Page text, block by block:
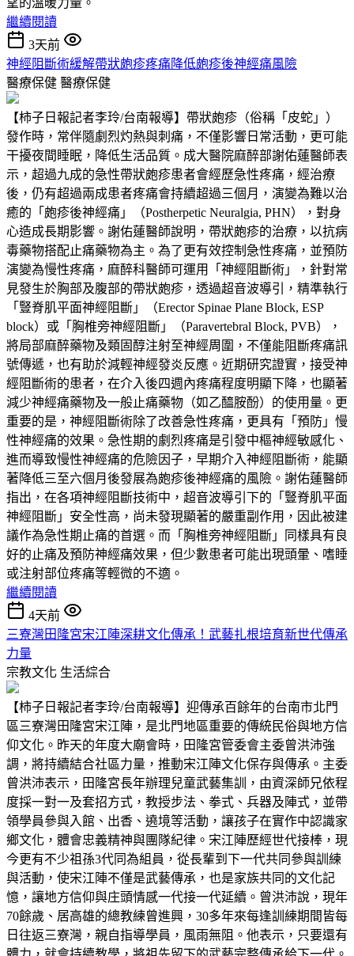
繼續閱讀
3天前
神經阻斷術緩解帶狀皰疹疼痛降低皰疹後神經痛風險
醫療保健 醫療保健
【柿子日報記者李玲/台南報導】帶狀皰疹（俗稱「皮蛇」）
發作時，常伴隨劇烈灼熱與刺痛，不僅影響日常活動，更可能
干擾夜間睡眠，降低生活品質。成大醫院麻醉部謝佑蓮醫師表
示，超過九成的急性帶狀皰疹患者會經歷急性疼痛，經治療
後，仍有超過兩成患者疼痛會持續超過三個月，演變為難以治
癒的「皰疹後神經痛」（Postherpetic Neuralgia, PHN），對身
心造成長期影響。謝佑蓮醫師說明，帶狀皰疹的治療，以抗病
毒藥物搭配止痛藥物為主。為了更有效控制急性疼痛，並預防
演變為慢性疼痛，麻醉科醫師可運用「神經阻斷術」，針對常
見發生於胸部及腹部的帶狀皰疹，透過超音波導引，精準執行
「豎脊肌平面神經阻斷」（Erector Spinae Plane Block, ESP
block）或「胸椎旁神經阻斷」（Paravertebral Block, PVB），
將局部麻醉藥物及類固醇注射至神經周圍，不僅能阻斷疼痛訊
號傳遞，也有助於減輕神經發炎反應。近期研究證實，接受神
經阻斷術的患者，在介入後四週內疼痛程度明顯下降，也顯著
減少神經痛藥物及一般止痛藥物（如乙醯胺酚）的使用量。更
重要的是，神經阻斷術除了改善急性疼痛，更具有「預防」慢
性神經痛的效果。急性期的劇烈疼痛是引發中樞神經敏感化、
進而導致慢性神經痛的危險因子，早期介入神經阻斷術，能顯
著降低三至六個月後發展為皰疹後神經痛的風險。謝佑蓮醫師
指出，在各項神經阻斷技術中，超音波導引下的「豎脊肌平面
神經阻斷」安全性高，尚未發現顯著的嚴重副作用，因此被建
議作為急性期止痛的首選。而「胸椎旁神經阻斷」同樣具有良
好的止痛及預防神經痛效果，但少數患者可能出現頭暈、嗜睡
或注射部位疼痛等輕微的不適。
繼續閱讀
4天前
三寮灣田隆宮宋江陣深耕文化傳承！武藝扎根培育新世代傳承
力量
宗教文化 生活綜合
【柿子日報記者李玲/台南報導】迎傳承百餘年的台南市北門
區三寮灣田隆宮宋江陣，是北門地區重要的傳統民俗與地方信
仰文化。昨天的年度大廟會時，田隆宮管委會主委曾洪沛強
調，將持續結合社區力量，推動宋江陣文化保存與傳承。主委
曾洪沛表示，田隆宮長年辦理兒童武藝集訓，由資深師兄依程
度採一對一及套招方式，教授步法、拳式、兵器及陣式，並帶
領學員參與入館、出香、遶境等活動，讓孩子在實作中認識家
鄉文化，體會忠義精神與團隊紀律。宋江陣歷經世代接棒，現
今更有不少祖孫3代同為組員，從長輩到下一代共同參與訓練
與活動，使宋江陣不僅是武藝傳承，也是家族共同的文化記
憶，讓地方信仰與庄頭情感一代接一代延續。曾洪沛說，現年
70餘歲、居高雄的總教練曾進興，30多年來每逢訓練期間皆每
日往返三寮灣，親自指導學員，風雨無阻。他表示，只要還有